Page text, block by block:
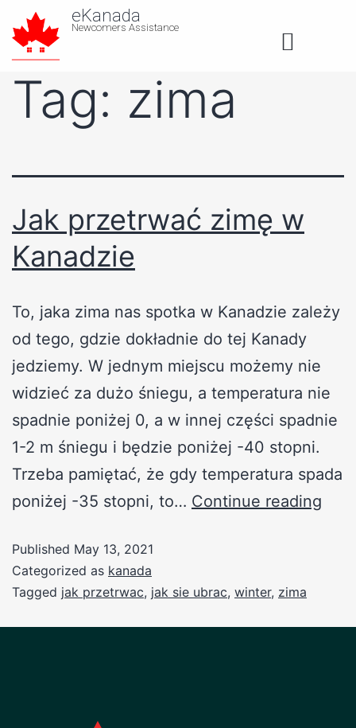
eKanada
Newcomers Assistance
Tag: zima
Jak przetrwać zimę w
Kanadzie
To, jaka zima nas spotka w Kanadzie zależy
od tego, gdzie dokładnie do tej Kanady
jedziemy. W jednym miejscu możemy nie
widzieć za dużo śniegu, a temperatura nie
spadnie poniżej 0, a w innej części spadnie
1-2 m śniegu i będzie poniżej -40 stopni.
Trzeba pamiętać, że gdy temperatura spada
poniżej -35 stopni, to… Continue reading
Published May 13, 2021
Categorized as kanada
Tagged jak przetrwac, jak sie ubrac, winter, zima